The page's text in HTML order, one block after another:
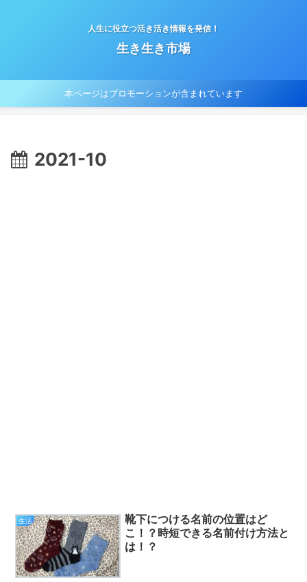
人生に役立つ活き活き情報を発信！
生き生き市場
本ページはプロモーションが含まれています
2021-10
生活
靴下につける名前の位置はど
こ！？時短できる名前付け方法と
は！？